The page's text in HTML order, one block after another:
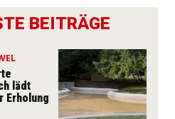
BEITRÄGE
lädt
Erholung